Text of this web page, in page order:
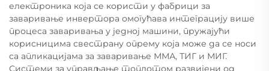
електроника која се користи у фабрици за
заваривање инвертора омогућава интеграцију више
процеса заваривања у једној машини, пружајући
корисницима свестрану опрему која може да се носи
са апликацијама за заваривање ММА, ТИГ и МИГ.